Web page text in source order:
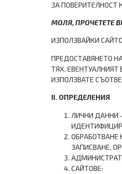
ЗА
МОЛЯ, ПРОЧЕТЕТЕ
ИЗПОЛЗВАЙКИ
ПРЕДОСТАВЯНЕТО
ТЯХ.
ИЗПОЛЗВАТЕ
ІІ. ОПРЕДЕЛЕНИЯ
ЛИЧНИ ДАННИ
ОБРАБОТВАНЕ
ЗАПИСВАНЕ,
САЙТОВЕ: